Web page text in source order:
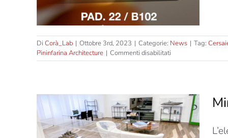
Di Corà_Lab | Ottobre 3rd, 2023 | Categorie: News | Tag:
Pininfarina Architecture | Commenti disabilitati
Corà
il
design
firmato
Pininfarina